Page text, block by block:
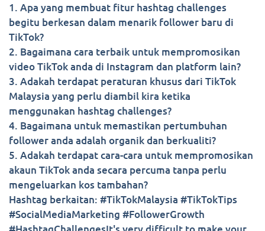
1. Apa yang membuat fitur hashtag challenges
begitu berkesan dalam menarik follower baru di
TikTok?
2. Bagaimana cara terbaik untuk mempromosikan
video TikTok anda di Instagram dan platform lain?
3. Adakah terdapat peraturan khusus dari TikTok
Malaysia yang perlu diambil kira ketika
menggunakan hashtag challenges?
4. Bagaimana untuk memastikan pertumbuhan
follower anda adalah organik dan berkualiti?
5. Adakah terdapat cara-cara untuk mempromosikan
akaun TikTok anda secara percuma tanpa perlu
mengeluarkan kos tambahan?
Hashtag berkaitan: #TikTokMalaysia #TikTokTips
#SocialMediaMarketing #FollowerGrowth